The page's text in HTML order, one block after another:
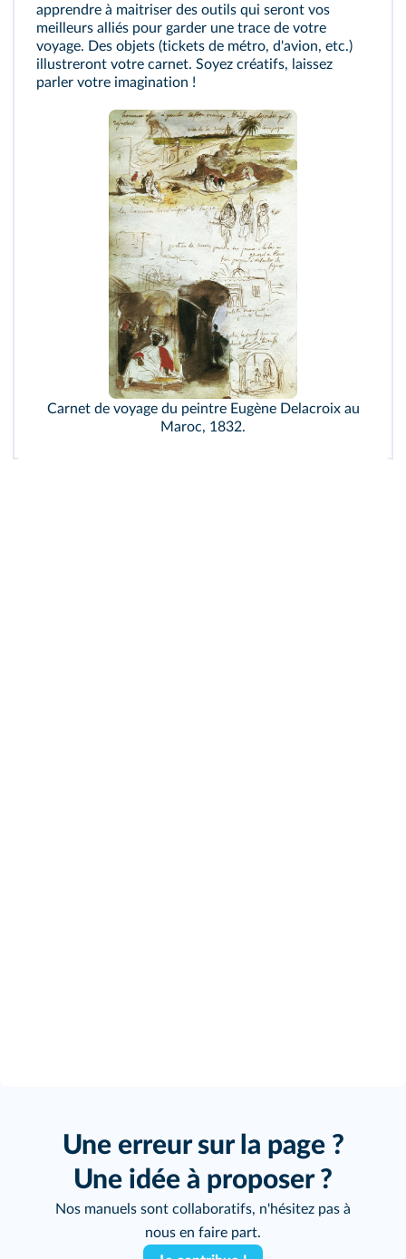
apprendre à maitriser des outils qui seront vos
meilleurs alliés pour garder une trace de votre
voyage. Des objets (tickets de métro, d'avion, etc.)
illustreront votre carnet. Soyez créatifs, laissez
parler votre imagination !
Carnet de voyage du peintre Eugène Delacroix au
Maroc, 1832.
Une erreur sur la page ?
Une idée à proposer ?
Nos manuels sont collaboratifs, n'hésitez pas à
nous en faire part.